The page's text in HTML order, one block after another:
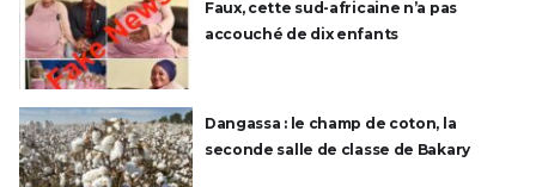
Faux, cette sud-africaine n’a pas
Dangassa : le champ de coton, la